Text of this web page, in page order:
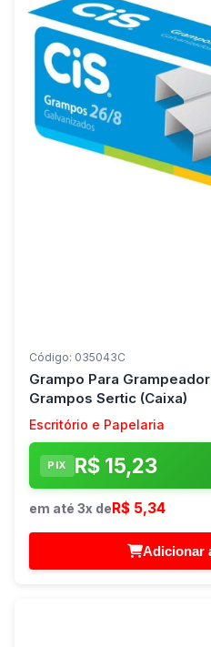
Código: 035043C
Grampo Para
Grampos Sertic (Caixa)
Escritório e Papelaria
PIX R$ 15,23
em até 3x de R$ 5,34
Adicionar